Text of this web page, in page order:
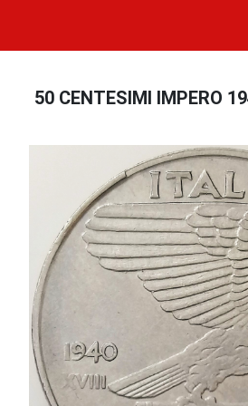
50 CENTESIMI IMPERO